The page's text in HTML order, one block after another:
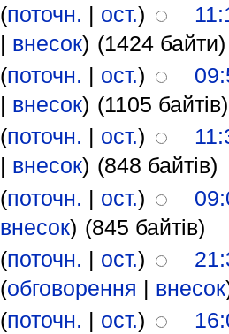
(поточн. | ост.)
| внесок) (1424 байти)
(поточн. | ост.)
| внесок) (1105 байтів)
(поточн. | ост.)
| внесок) (848 байтів)
(поточн. | ост.)
внесок) (845 байтів)
(поточн. | ост.)
(обговорення | внесок
(поточн. | ост.)